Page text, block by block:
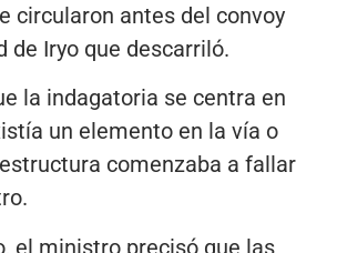
circularon antes del convoy
de Iryo que descarriló.
la indagatoria se centra en
un elemento en la vía o
comenzaba a fallar
el ministro precisó que las